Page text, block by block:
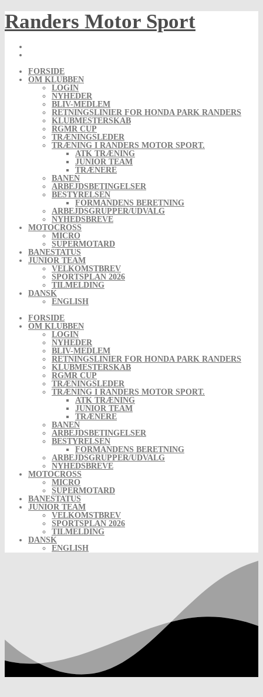
Skip
to
content
Randers Motor Sport
FORSIDE
OM KLUBBEN
LOGIN
NYHEDER
BLIV-MEDLEM
RETNINGSLINIER FOR HONDA PARK RANDERS
KLUBMESTERSKAB
RGMR CUP
TRÆNINGSLEDER
TRÆNING I RANDERS MOTOR SPORT.
ATK TRÆNING
JUNIOR TEAM
TRÆNERE
BANEN
ARBEJDSBETINGELSER
BESTYRELSEN
FORMANDENS BERETNING
ARBEJDSGRUPPER/UDVALG
NYHEDSBREVE
MOTOCROSS
MICRO
SUPERMOTARD
BANESTATUS
JUNIOR TEAM
VELKOMSTBREV
SPORTSPLAN 2026
TILMELDING
DANSK
ENGLISH
FORSIDE
OM KLUBBEN
LOGIN
NYHEDER
BLIV-MEDLEM
RETNINGSLINIER FOR HONDA PARK RANDERS
KLUBMESTERSKAB
RGMR CUP
TRÆNINGSLEDER
TRÆNING I RANDERS MOTOR SPORT.
ATK TRÆNING
JUNIOR TEAM
TRÆNERE
BANEN
ARBEJDSBETINGELSER
BESTYRELSEN
FORMANDENS BERETNING
ARBEJDSGRUPPER/UDVALG
NYHEDSBREVE
MOTOCROSS
MICRO
SUPERMOTARD
BANESTATUS
JUNIOR TEAM
VELKOMSTBREV
SPORTSPLAN 2026
TILMELDING
DANSK
ENGLISH